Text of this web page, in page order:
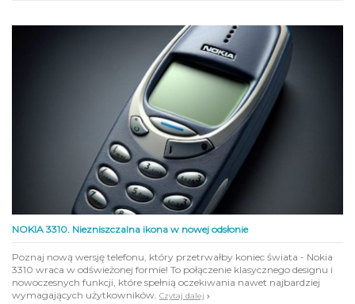
NOKIA 3310. Niezniszczalna ikona w nowej odsłonie
Poznaj nową wersję telefonu, który przetrwałby koniec świata - Nokia
3310 wraca w odświeżonej formie! To połączenie klasycznego designu i
nowoczesnych funkcji, które spełnią oczekiwania nawet najbardziej
wymagających użytkowników. Czytaj dalej